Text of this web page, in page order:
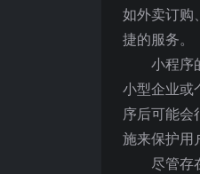
如外卖订购
捷的服务。
小程序
小型企业或
序后可能会
施来保护用
尽管存